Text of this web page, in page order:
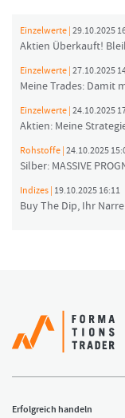
Einzelwerte | 29.10.2025
Aktien Überkauft!
Einzelwerte | 27.10.2025
Meine Trades: Damit
Einzelwerte | 24.10.2025
Aktien: Meine
Rohstoffe | 24.10.2025
Silber: MASSIVE
Indizes | 19.10.2025 16:11
Buy The Dip, Ihr
Erfolgreich handeln